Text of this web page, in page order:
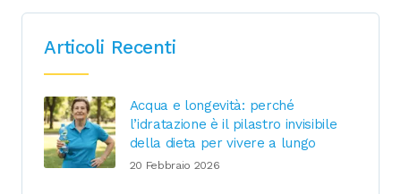
Articoli Recenti
Acqua e longevità: perché
l’idratazione è il pilastro invisibile
della dieta per vivere a lungo
20 Febbraio 2026